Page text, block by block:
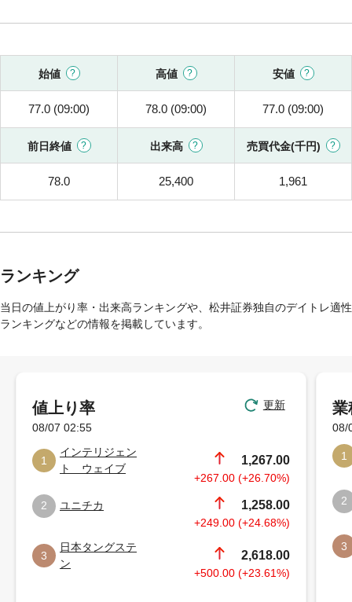
始値 高値 安値
77.0 (09:00) 78.0 (09:00) 77.0 (09:00)
前日終値 出来高 売買代金(千円)
78.0 25,400 1,961
ランキング
当日の値上がり率・出来高ランキングや、松井証券独自のデイトレ適性
ランキングなどの情報を掲載しています。